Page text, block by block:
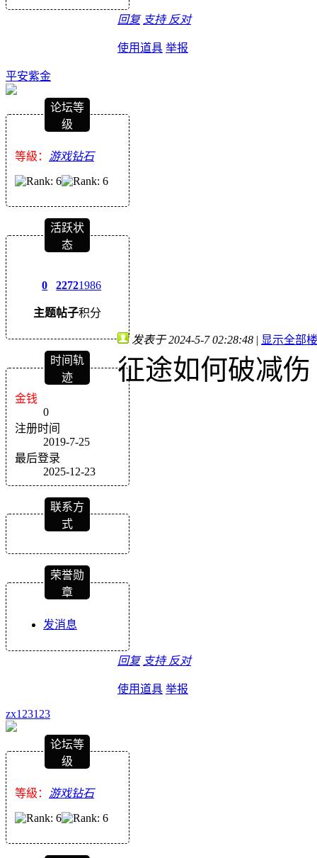
回复 支持 反对
使用道具 举报
平安紫金
论坛等
级
等級： 游戏钻石
活跃状
态
0
主题
2272
帖子
1986
积分
时间轨
迹
金钱
0
注册时间
2019-7-25
最后登录
2025-12-23
联系方
式
荣誉勋
章
发消息
发表于 2024-5-7 02:28:48 | 显示全部
征途如何破减伤
回复 支持 反对
使用道具 举报
zx123123
论坛等
级
等級： 游戏钻石